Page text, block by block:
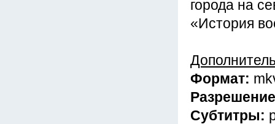
города на
«История
Формат:
Субтитры: